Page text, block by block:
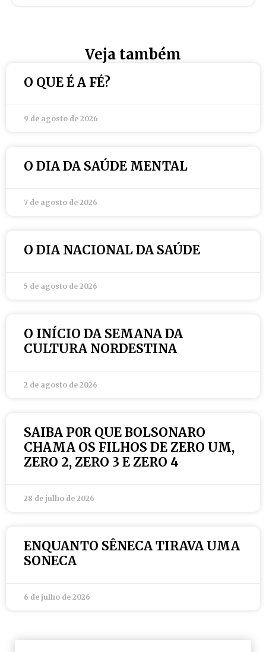
Veja também
O QUE É A FÉ?
9 de agosto de 2026
O DIA DA SAÚDE MENTAL
7 de agosto de 2026
O DIA NACIONAL DA SAÚDE
5 de agosto de 2026
O INÍCIO DA SEMANA DA
CULTURA NORDESTINA
2 de agosto de 2026
SAIBA P0R QUE BOLSONARO
CHAMA OS FILHOS DE ZERO UM,
ZERO 2, ZERO 3 E ZERO 4
28 de julho de 2026
ENQUANTO SÊNECA TIRAVA UMA
SONECA
6 de julho de 2026